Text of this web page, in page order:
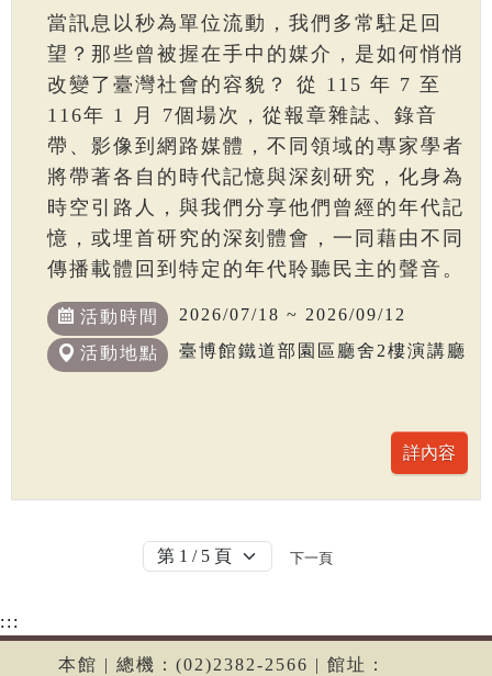
當訊息以秒為單位流動，我們多常駐足回
望？那些曾被握在手中的媒介，是如何悄悄
改變了臺灣社會的容貌？ 從 115 年 7 至
116年 1 月 7個場次，從報章雜誌、錄音
帶、影像到網路媒體，不同領域的專家學者
將帶著各自的時代記憶與深刻研究，化身為
時空引路人，與我們分享他們曾經的年代記
憶，或埋首研究的深刻體會，一同藉由不同
傳播載體回到特定的年代聆聽民主的聲音。
活動時間 2026/07/18 ~ 2026/09/12
活動地點 臺博館鐵道部園區廳舍2樓演講廳
下一頁
:::
本館 | 總機：(02)2382-2566 | 館址：